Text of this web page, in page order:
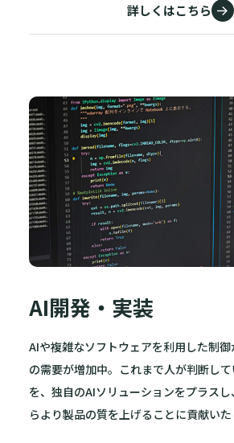
詳しくはこちら
AI開発・実装
AIや複雑なソフトウェアを利用した制
の需要が増加中。これまで人が判断し
を、独自のAIソリューションをプラス
らより製品の質を上げることに貢献いた